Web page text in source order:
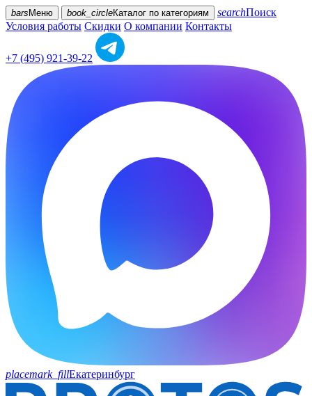
bars Меню book_circleКаталог по категориям searchПоиск
Условия работы Скидки О компании Контакты
+7 (495) 921-39-22
placemark_fillЕкатеринбург